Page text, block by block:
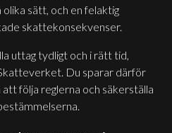
sätt, och en felaktig
skattekonsekvenser.
uttag tydligt och i rätt tid,
Du sparar därför
följa reglerna och säkerställa